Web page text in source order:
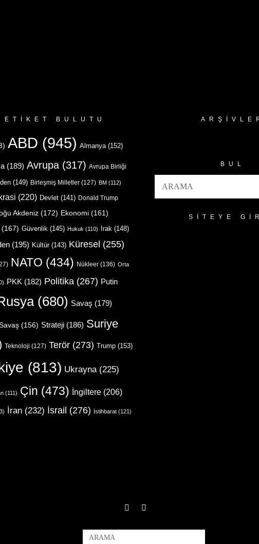
ETIKET BULUTU
ABD (945) Almanya (152)
(189) Avrupa (317) Avrupa Birliği
(149) Birleşmiş Milletler (127) BM (112)
(220) Devlet (141) Donald Trump
Akdeniz (172) Ekonomi (161)
(167) Güvenlik (145) Hukuk (110) Irak (148)
(195) Kültür(143) Küresel (255)
NATO (434) Nükleer (136) Orta
PKK (182) Politika (267) Putin
(680) Savaş (179)
(156) Strateji (186) Suriye
Teknoloji (127) Terör (273) Trump (153)
(813) Ukrayna (225)
(111) Çin (473) İngiltere (206)
İran (232) İsrail (276) İstihbarat (121)
BUL
SITEYE